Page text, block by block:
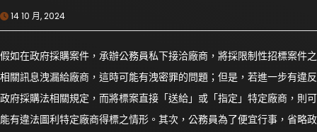
14 10 月, 2024
假如在政府採購案件，承辦公務員私下接洽廠商，將採限制性招標案件之
相關訊息洩漏給廠商，這時可能有洩密罪的問題；但是，若進一步有違反
政府採購法相關規定，而將標案直接「送給」或「指定」特定廠商，則可
能有違法圖利特定廠商得標之情形。其次，公務員為了便宜行事，省略政